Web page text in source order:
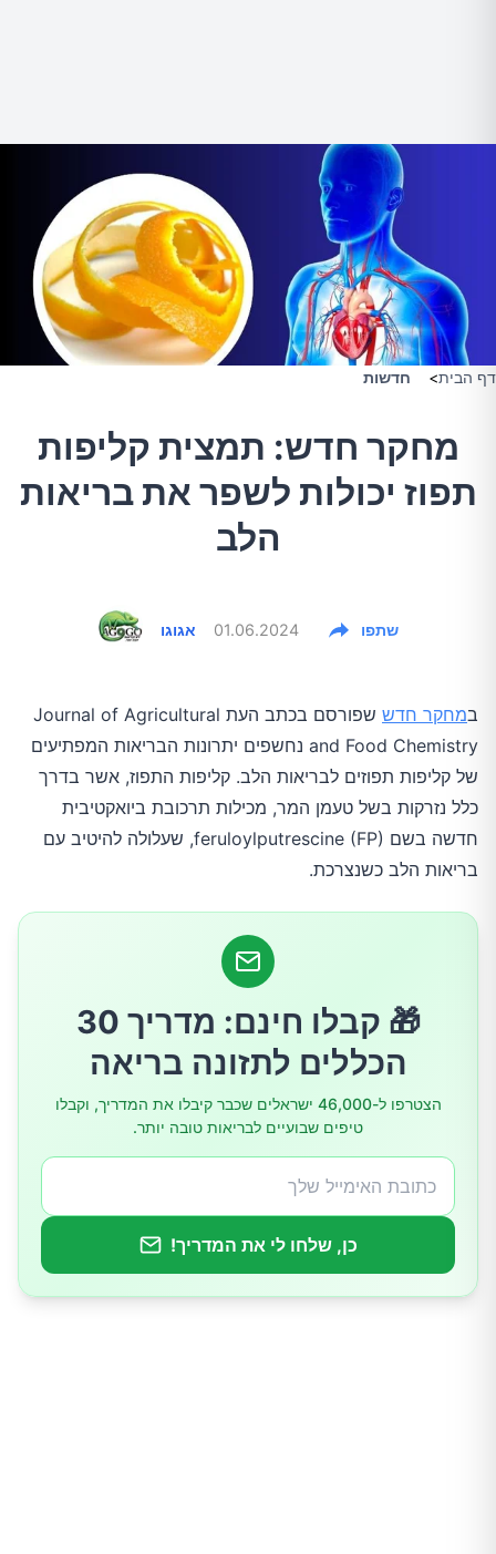
דף הבית> חדשות
מחקר חדש: תמצית קליפות
תפוז יכולות לשפר את בריאות
הלב
אגוגו 01.06.2024 שתפו
במחקר חדש
שפורסם בכתב העת Journal of Agricultural
and Food Chemistry נחשפים יתרונות הבריאות המפתיעים
של קליפות תפוזים לבריאות הלב. קליפות התפוז, אשר בדרך
כלל נזרקות בשל טעמן המר, מכילות תרכובת ביואקטיבית
חדשה בשם feruloylputrescine (FP), שעלולה להיטיב עם
בריאות הלב כשנצרכת.
🎁 קבלו חינם: מדריך 30
הכללים לתזונה בריאה
הצטרפו ל-46,000 ישראלים שכבר קיבלו את המדריך, וקבלו
טיפים שבועיים לבריאות טובה יותר.
כן, שלחו לי את המדריך!